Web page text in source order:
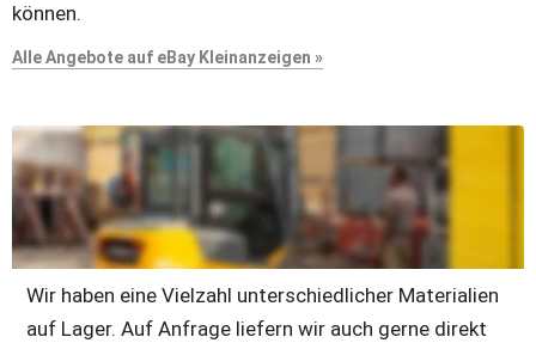
können.
Alle Angebote auf eBay Kleinanzeigen »
Wir haben eine Vielzahl unterschiedlicher Materialien
auf Lager. Auf Anfrage liefern wir auch gerne direkt